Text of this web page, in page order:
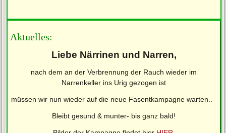
Aktuelles:
Liebe Närrinen und Narren,
nach dem an der Verbrennung der Rauch wieder im
Narrenkeller ins Urig gezogen ist
müssen wir nun wieder auf die neue Fasentkampagne warten..
Bleibt gesund & munter- bis ganz bald!